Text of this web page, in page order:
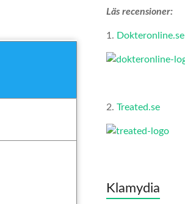
Läs recensioner:
1. Dokteronline.se
2. Treated.se
Klamydia